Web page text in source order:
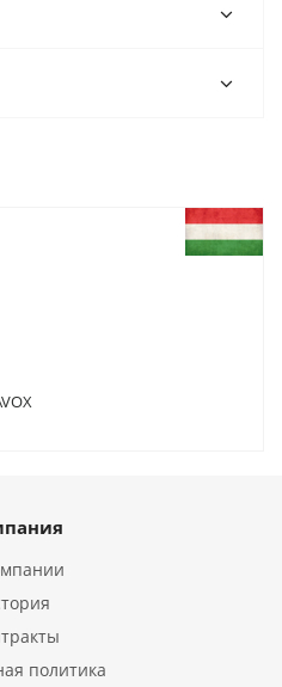
политика